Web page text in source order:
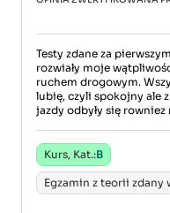
Testy zdane za
rozwiały moje
ruchem drogowym.
lubię, czyli spokojny ale
jazdy odbyły się
Kurs, Kat.:B
Egzamin z teorii zdany